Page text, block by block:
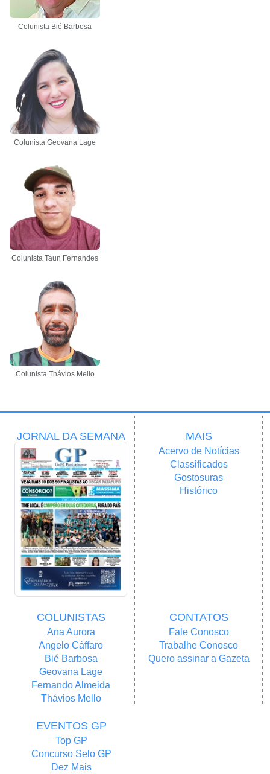
Colunista Bié Barbosa
Colunista Geovana Lage
Colunista Taun Fernandes
Colunista Thávios Mello
JORNAL DA SEMANA MAIS
Acervo de Notícias
Classificados
Gostosuras
Histórico
COLUNISTAS
Ana Aurora
Angelo Cáffaro
Bié Barbosa
Geovana Lage
Fernando Almeida
Thávios Mello
CONTATOS
Fale Conosco
Trabalhe Conosco
Quero assinar a Gazeta
EVENTOS GP
Top GP
Concurso Selo GP
Dez Mais